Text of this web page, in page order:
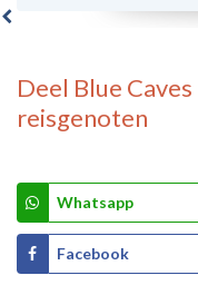
Deel Blue Caves
reisgenoten
Whatsapp
Facebook